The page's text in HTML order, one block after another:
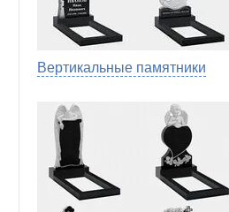
Вертикальные памятники